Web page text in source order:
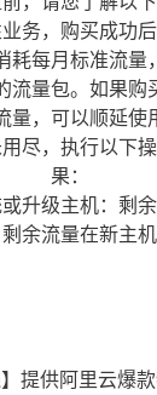
务，购买成功后
耗每月标准流量
流量包。如果购
量，可以顺延使
尽，执行以下
果：
升级主机：剩余
余流量在新主机
提供阿里云爆